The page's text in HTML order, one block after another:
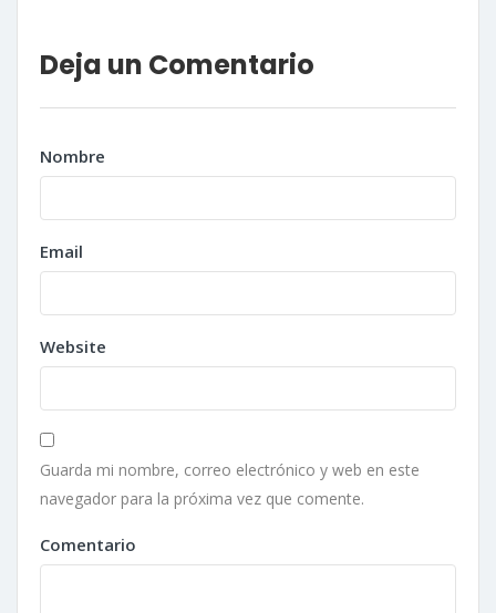
Deja un Comentario
Nombre
Email
Website
Guarda mi nombre, correo electrónico y web en este
navegador para la próxima vez que comente.
Comentario